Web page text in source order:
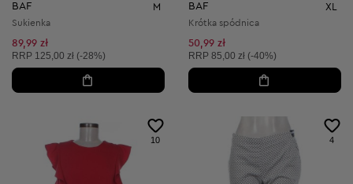
BAF M
Sukienka
89,99 zł
Cena sugerowana:
RRP 125,00 zł (-28%)
BAF XL
Krótka spódnica
50,99 zł
Cena sugerowana:
RRP 85,00 zł (-40%)
10 4